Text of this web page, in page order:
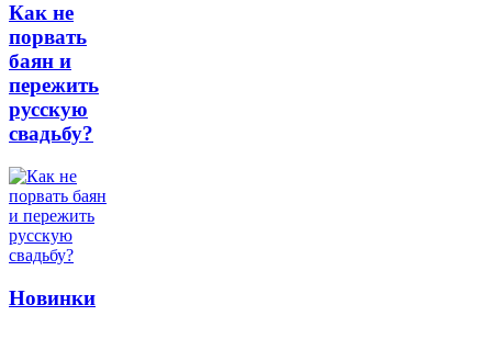
Как не
порвать
баян и
пережить
русскую
свадьбу?
Новинки